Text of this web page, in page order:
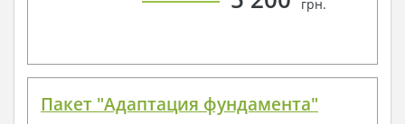
грн.
Пакет "Адаптация фундамента"